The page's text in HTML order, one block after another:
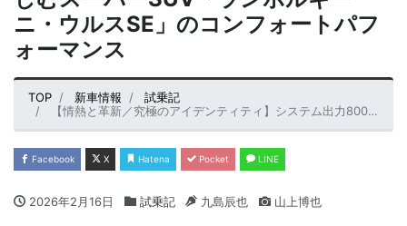
ニ・ウルスSE」のコンフォートパフ
ォーマンス
TOP 新車情報
試乗記
【情熱と革新／究極のアイデンティティ】システム出力800cv！ 走りを楽しむスーパーSUV「ランボルギーニ・ウルスSE」のコンフォートパフォーマンス
Facebook X Hatena Pocket LINE
2026年2月16日 試乗記 九島辰也 山上博也